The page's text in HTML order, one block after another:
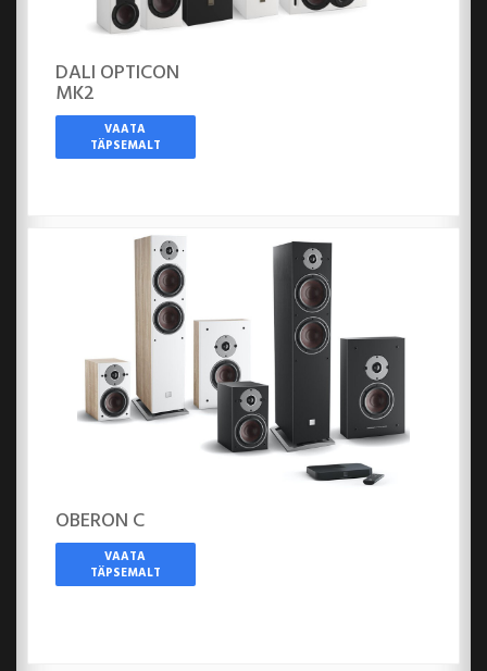
DALI OPTICON
MK2
VAATA
TÄPSEMALT
OBERON C
VAATA
TÄPSEMALT